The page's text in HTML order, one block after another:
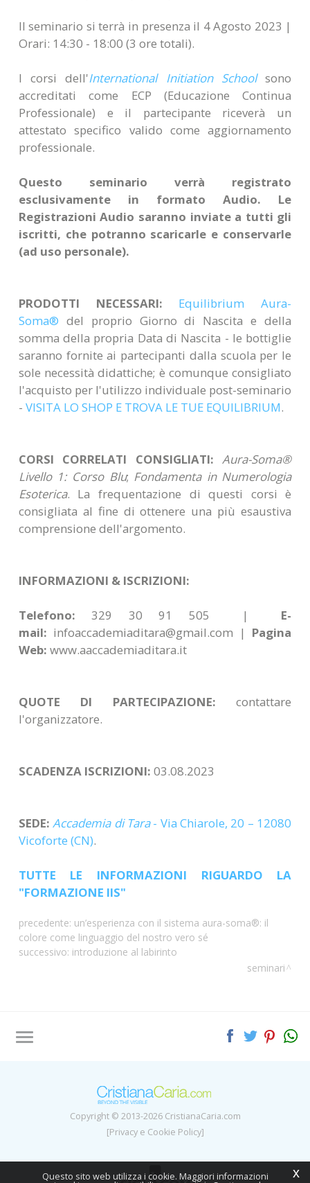
Il seminario si terrà in presenza il 4 Agosto 2023 |
Orari: 14:30 - 18:00 (3 ore totali).
I corsi dell'International Initiation Schoolsono
accreditati come ECP (Educazione Continua
Professionale) e il partecipante riceverà un
attestato specifico valido come aggiornamento
professionale.
Questo seminario verrà registrato
esclusivamente in formato Audio. Le
Registrazioni Audio saranno inviate a tutti gli
iscritti, che potranno scaricarle e conservarle
(ad uso personale).
PRODOTTI NECESSARI: Equilibrium
Aura-
Soma® del proprio Giorno di Nascita e della
somma della propria Data di Nascita - le bottiglie
saranno fornite ai partecipanti dalla scuola per le
sole necessità didattiche; è comunque consigliato
l'acquisto per l'utilizzo individuale post-seminario
- VISITA LO SHOP E TROVA LE TUE EQUILIBRIUM.
CORSI CORRELATI CONSIGLIATI:Aura-Soma®
Livello 1: Corso Blu; Fondamenta in Numerologia
Esoterica. La frequentazione di questi corsi è
consigliata al fine di ottenere una più esaustiva
comprensione dell'argomento.
INFORMAZIONI & ISCRIZIONI:
Telefono: 329 30 91 505 | E-
mail: infoaccademiaditara@gmail.com | Pagina
Web: www.aaccademiaditara.it
QUOTE DI PARTECIPAZIONE:contattare
l'organizzatore.
SCADENZA ISCRIZIONI: 03.08.2023
SEDE:Accademia di Tara- Via Chiarole, 20 – 12080
Vicoforte (CN).
TUTTE LE INFORMAZIONI RIGUARDO LA
"FORMAZIONE IIS"
precedente: un’esperienza con il sistema aura-soma®: il
colore come linguaggio del nostro vero sé
successivo: introduzione al labirinto
seminari
Copyright © 2013-2026 CristianaCaria.com
[Privacy e Cookie Policy]
x
Questo sito web utilizza i cookie. Maggiori informazioni